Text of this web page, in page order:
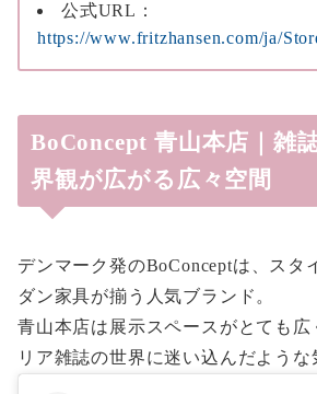
公式URL：
https://www.fritzhansen.com/ja/
BoConcept 青山本店｜雑
界観が広がる広々空間
デンマーク発のBoConceptは、スタ
ダン家具が揃う人気ブランド。
青山本店は展示スペースがとても広
リア雑誌の世界に迷い込んだような